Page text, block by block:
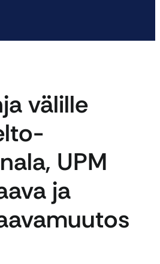
välille
UPM
ja